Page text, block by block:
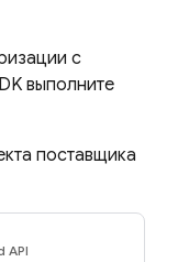
с
выполните
поставщика